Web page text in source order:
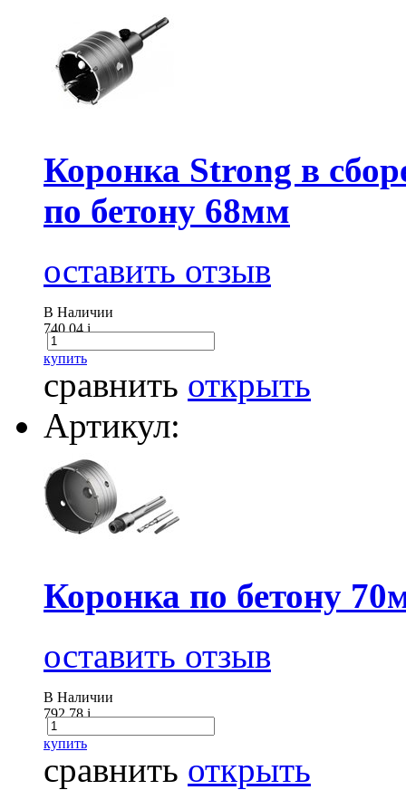
Коронка Strong в
по бетону 68мм
оставить отзыв
В Наличии
740.04i
купить
сравнить открыть
Артикул:
Коронка по бетону
оставить отзыв
В Наличии
792.78i
купить
сравнить открыть